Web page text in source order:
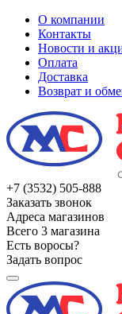
О компании
Контакты
Новости и
Оплата
Доставка
Возврат и
+7 (3532) 505-888
Заказать звонок
Адреса магазинов
Всего 3 магазина
Есть воросы?
Задать вопрос